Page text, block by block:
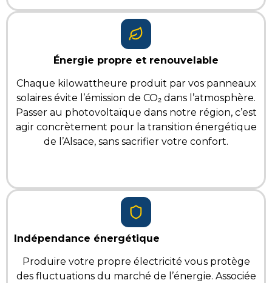
Énergie propre et renouvelable
Chaque kilowattheure produit par vos panneaux
solaires évite l’émission de CO₂ dans l’atmosphère.
Passer au photovoltaïque dans notre région, c’est
agir concrètement pour la transition énergétique
de l’Alsace, sans sacrifier votre confort.
Indépendance énergétique
Produire votre propre électricité vous protège
des fluctuations du marché de l’énergie. Associée